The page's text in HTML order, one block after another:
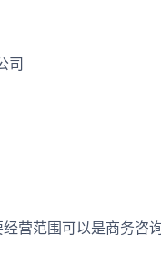
司
范围可以是商务咨